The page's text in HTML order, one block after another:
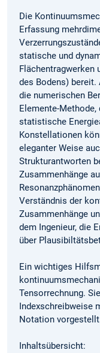
Die
Erfassung
statische und
Flächentragwerken
des Bodens)
die numerischen
Elemente-
statistische
Konstellationen
eleganter Weise
Strukturantworten
Zusammenhänge
Verständnis der
Zusammenhänge
dem Ingenieur, die
über
Ein wichtiges
Tensorrechnung.
Indexschreibweise
Notation
Inhaltsübersicht: